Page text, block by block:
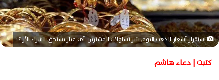
إ
ل
ك
ت
و
استقرار أسعار الذهب اليوم يثير تساؤلات المشترين: أي عيار يستحق الشراء الآن؟
كتبت | دعاء هاشم